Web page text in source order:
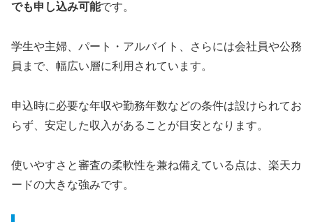
でも申し込み可能です。
学生や主婦、パート・アルバイト、さらには会社員や公務
員まで、幅広い層に利用されています。
申込時に必要な年収や勤務年数などの条件は設けられてお
らず、安定した収入があることが目安となります。
使いやすさと審査の柔軟性を兼ね備えている点は、楽天カ
ードの大きな強みです。